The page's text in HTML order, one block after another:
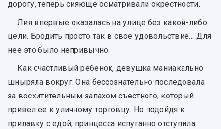
дорогу, теперь сияюще осматривали окрестности.
Лия впервые оказалась на улице без какой-либо
цели. Бродить просто так в свое удовольствие… Для
нее это было непривычно.
Как счастливый ребенок, девушка маниакально
шныряла вокруг. Она бессознательно последовала
за восхитительным запахом съестного, который
привел ее к уличному торговцу. Но подойдя к
прилавку с едой, принцесса испуганно отступила